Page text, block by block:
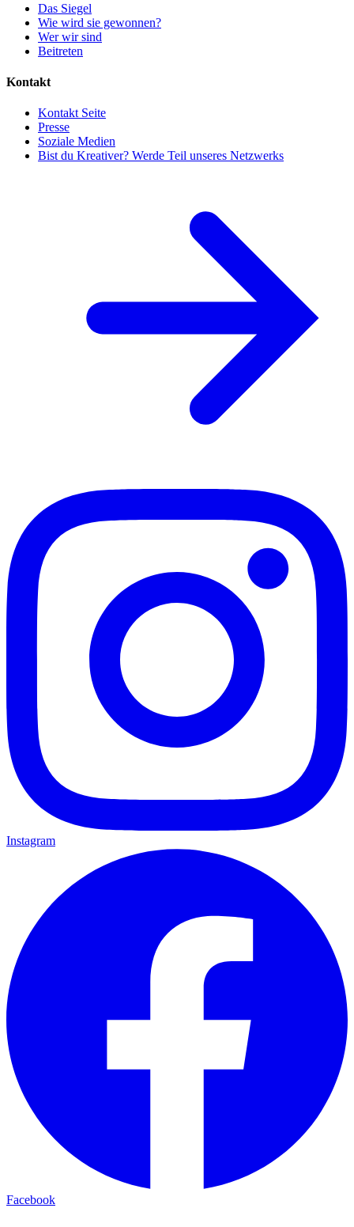
Das Siegel
Wie wird sie gewonnen?
Wer wir sind
Beitreten
Kontakt
Kontakt Seite
Presse
Soziale Medien
Bist du Kreativer? Werde Teil unseres Netzwerks
Instagram
Facebook